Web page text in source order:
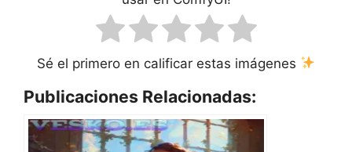
Sé el primero en calificar estas imágenes
Publicaciones Relacionadas: